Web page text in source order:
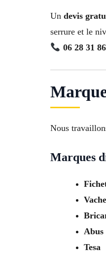
Un devis
serrure et le
06 28 31
Nous
Marques
Abus
Tesa